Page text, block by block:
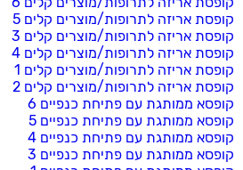
קופסת אריזה לתרופות/מוצרים קלים 5
קופסת אריזה לתרופות/מוצרים קלים 3
קופסת אריזה לתרופות/מוצרים קלים 4
קופסת אריזה לתרופות/מוצרים קלים 1
קופסת אריזה לתרופות/מוצרים קלים 2
קופסא ממותגת עם פתיחת כנפיים 6
קופסא ממותגת עם פתיחת כנפיים 5
קופסא ממותגת עם פתיחת כנפיים 4
קופסא ממותגת עם פתיחת כנפיים 3